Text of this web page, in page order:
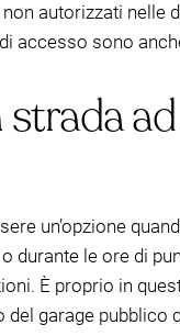
autorizzati nelle
accesso sono
un’opzione
durante le ore di
È proprio in
garage pubblico